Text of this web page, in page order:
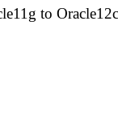
to Oracle12c